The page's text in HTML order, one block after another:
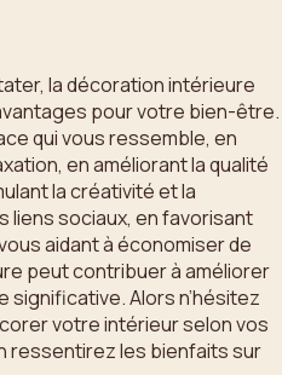
la décoration intérieure
pour votre bien-être.
qui vous ressemble, en
en améliorant la qualité
la créativité et la
liens sociaux, en favorisant
aidant à économiser de
peut contribuer à améliorer
significative. Alors n’hésitez
votre intérieur selon vos
ressentirez les bienfaits sur